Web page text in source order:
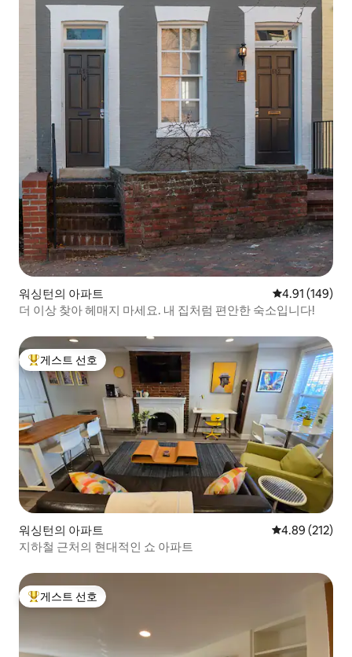
워싱턴의 아파트 평점 4.91점(5
4.91 (149)
더 이상 찾아 헤매지 마세요. 내 집처럼 편안한 숙소입니다!
상위 게스트 선호
게스트 선호
워싱턴의 아파트 평점 4.89점(5
4.89 (212)
지하철 근처의 현대적인 쇼 아파트
상위 게스트 선호
게스트 선호